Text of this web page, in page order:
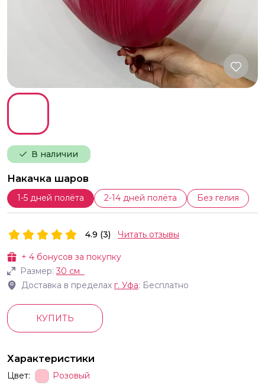
В наличии
Накачка шаров
1-5 дней полёта 2-14 дней полёта Без гелия
+ 4 бонусов за покупку
Размер:30 см
Доставка в пределах г. Уфа: Бесплатно
4.9 (3) Читать отзывы
КУПИТЬ
Характеристики
Цвет: Розовый